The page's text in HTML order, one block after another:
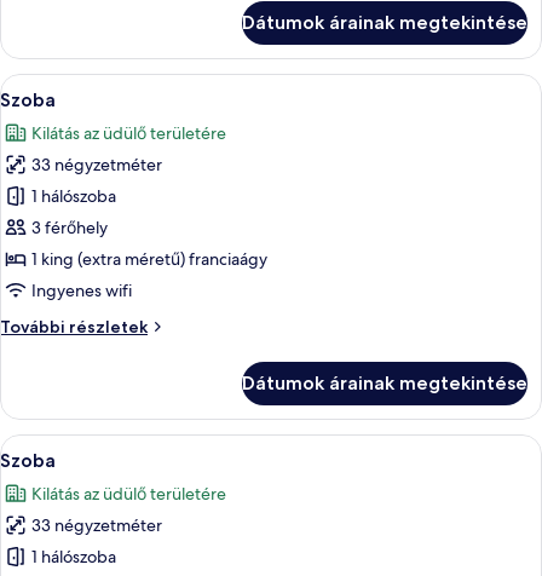
Dátumok árainak megtekintése
A
következő
szoba
összes
képének
megtekintése:
Szoba
Egy modern szállodai szoba,
6
Szoba
Kilátás az üdülő területére
33 négyzetméter
1 hálószoba
3 férőhely
1 king (extra méretű) franciaágy
Ingyenes wifi
További részletek
Szoba
Dátumok árainak megtekintése
A
következő
szoba
összes
képének
Egy kétágyas szoba íróasztallal,
5
Szoba
Kilátás az üdülő területére
33 négyzetméter
1 hálószoba